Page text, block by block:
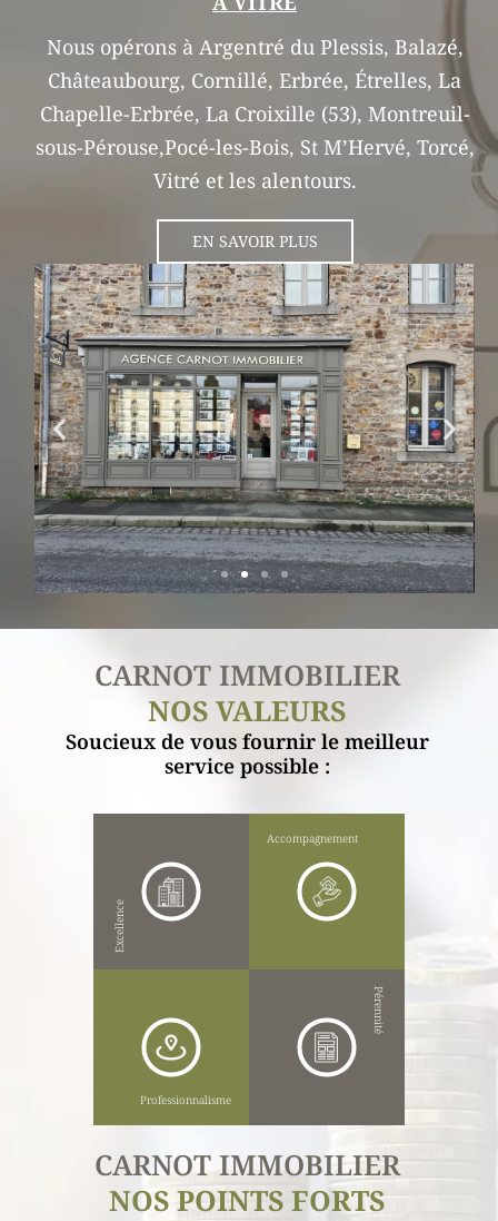
Nous opérons à Argentré du Plessis, Balazé,
Châteaubourg, Cornillé, Erbrée, Étrelles, La
Chapelle-Erbrée, La Croixille (53), Montreuil-
sous-Pérouse,Pocé-les-Bois, St M’Hervé, Torcé,
Vitré et les alentours.
EN SAVOIR PLUS
CARNOT IMMOBILIER
NOS VALEURS
Soucieux de vous fournir le meilleur
service possible :
Excellence
Accompagnement
Professionnalisme
Pérennité
CARNOT IMMOBILIER
NOS POINTS FORTS